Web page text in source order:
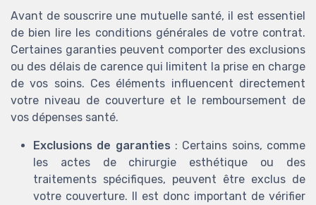
Avant de souscrire une mutuelle santé, il est essentiel
de bien lire les conditions générales de votre contrat.
Certaines garanties peuvent comporter des exclusions
ou des délais de carence qui limitent la prise en charge
de vos soins. Ces éléments influencent directement
votre niveau de couverture et le remboursement de
vos dépenses santé.
Exclusions de garanties : Certains soins, comme
les actes de chirurgie esthétique ou des
traitements spécifiques, peuvent être exclus de
votre couverture. Il est donc important de vérifier
Le guide ultime pour
choisir la meilleure
mutuelle santé
Téléchargez gratuitement le livre
blanc